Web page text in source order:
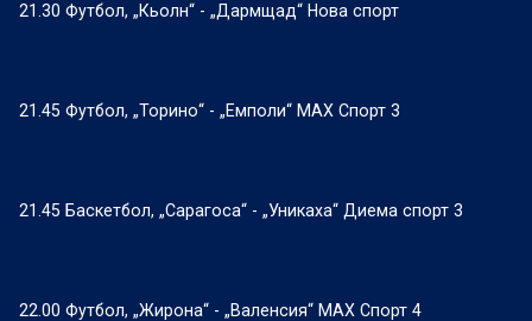
21.30 Футбол, „Кьолн“ - „Дармщад“ Нова спорт
21.45 Футбол, „Торино“ - „Емполи“ МАХ Спорт 3
21.45 Баскетбол, „Сарагоса“ - „Уникаха“ Диема спорт 3
22.00 Футбол, „Жирона“ - „Валенсия“ МАХ Спорт 4